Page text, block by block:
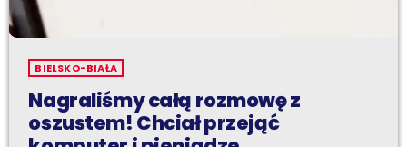
BIELSKO-BIAŁA
Nagraliśmy całą rozmowę z
oszustem! Chciał przejąć